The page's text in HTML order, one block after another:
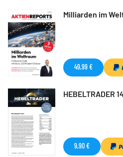
Milliarden im
49,99 €
HEBELTRADER
9,90 €